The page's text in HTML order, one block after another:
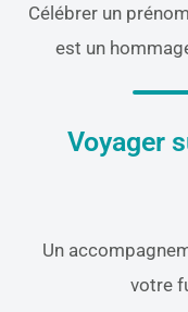
Célébrer un
est un
Voyager
Un
votre